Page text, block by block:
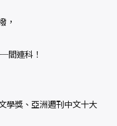
，
連科！
學獎、亞洲週刊中文十大